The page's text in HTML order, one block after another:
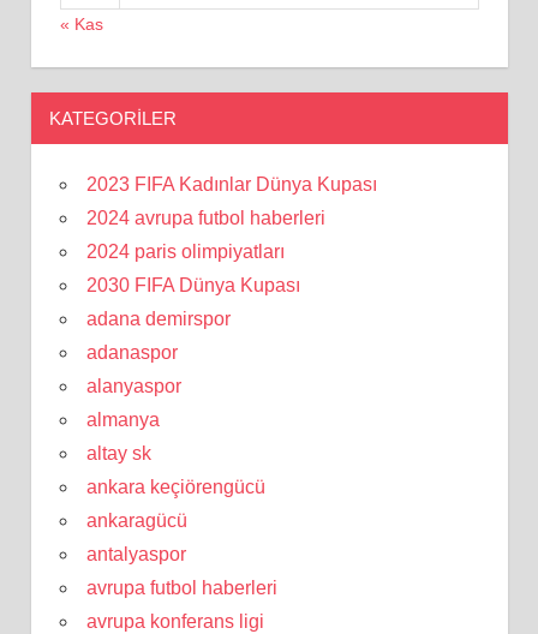
« Kas
KATEGORILER
2023 FIFA Kadınlar Dünya Kupası
2024 avrupa futbol haberleri
2024 paris olimpiyatları
2030 FIFA Dünya Kupası
adana demirspor
adanaspor
alanyaspor
almanya
altay sk
ankara keçiörengücü
ankaragücü
antalyaspor
avrupa futbol haberleri
avrupa konferans ligi